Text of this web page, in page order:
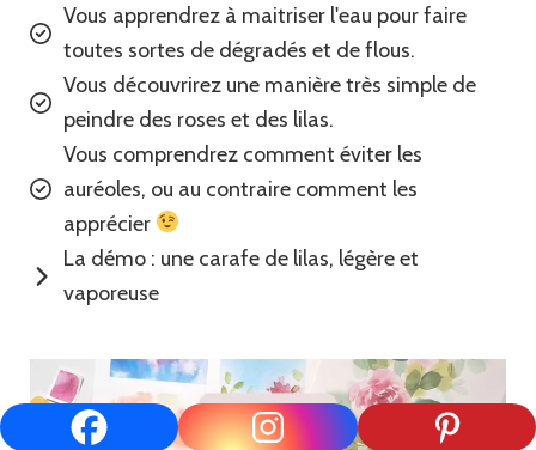
Vous apprendrez à maitriser l'eau pour faire
toutes sortes de dégradés et de flous.
Vous découvrirez une manière très simple de
peindre des roses et des lilas.
Vous comprendrez comment éviter les
auréoles, ou au contraire comment les
apprécier
La démo : une carafe de lilas, légère et
vaporeuse